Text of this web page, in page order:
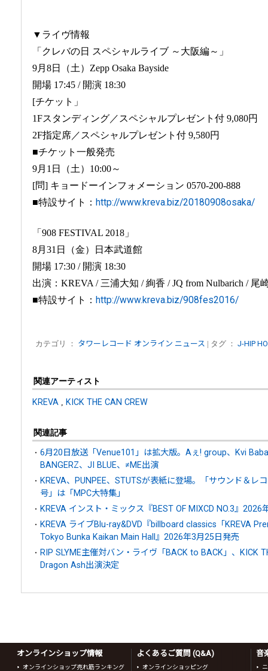
▼ライヴ情報
「クレバの日 スペシャルライブ ～大阪編～」
9月8日（土）Zepp Osaka Bayside
開場 17:45 / 開演 18:30
[チケット」
1Fスタンディング／スペシャルプレゼント付 9,080円
2F指定席／スペシャルプレゼント付 9,580円
■チケット一般発売
9月1日（土）10:00～
[問] キョードーインフォメーション 0570-200-888
■特設サイト： http://www.kreva.biz/20180908osaka/
「908 FESTIVAL 2018」
8月31日（金）日本武道館
開場 17:30 / 開演 18:30
出演：KREVA / 三浦大知 / 絢香 / JQ from Nulbarich / 尾
■特設サイト： http://www.kreva.biz/908fes2016/
カテゴリ ： タワーレコード オンライン ニュース | タグ ： J-HIP
関連アーティスト
KREVA KICK THE CAN CREW
関連記事
6月20日放送「Venue101」は拡大版。Aぇ! group、Kvi
BANGERZ、JI BLUE、≠ME出演
KREVA、PUNPEE、STUTSが表紙に登場。「サウンド＆レ
号」は「MPC大特集」
KREVA インスト・ミックス『BEST OF MIXCD NO.3』2026
KREVA ライブBlu-ray&DVD『billboard classics「KREVA
Tokyo Bunka Kaikan Main Hall』2026年3月25日発売
RIP SLYME主催対バン・ライヴ「BACK to BACK」、KICK
Dragon Ash出演決定
オンラインショップ情報
オンラインショップ売れ筋ランキング
よくあるご質問 (Q&A)
オンラインショッピング
音